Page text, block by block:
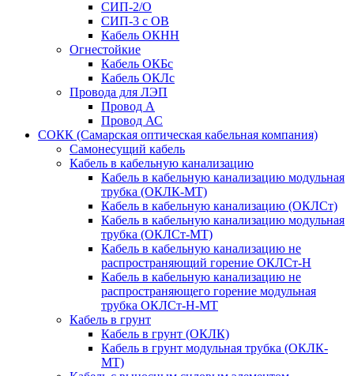
СИП-2/О
СИП-3 с ОВ
Кабель ОКНН
Огнестойкие
Кабель ОКБc
Кабель ОКЛc
Провода для ЛЭП
Провод А
Провод АС
СОКК (Самарская оптическая кабельная компания)
Самонесущий кабель
Кабель в кабельную канализацию
Кабель в кабельную канализацию модульная
трубка (ОКЛК-МТ)
Кабель в кабельную канализацию (ОКЛСт)
Кабель в кабельную канализацию модульная
трубка (ОКЛСт-МТ)
Кабель в кабельную канализацию не
распространяющий горение ОКЛСт-Н
Кабель в кабельную канализацию не
распространяющего горение модульная
трубка ОКЛСт-Н-МТ
Кабель в грунт
Кабель в грунт (ОКЛК)
Кабель в грунт модульная трубка (ОКЛК-
МТ)